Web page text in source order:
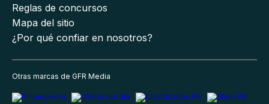
Reglas de concursos
Mapa del sitio
¿Por qué confiar en nosotros?
Otras marcas de GFR Media